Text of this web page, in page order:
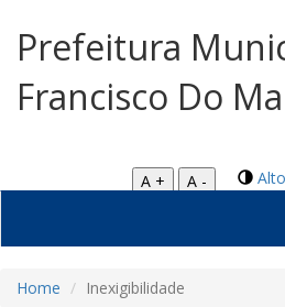
Prefeitura
Francisco Do
A +
A -
Home Inexigibilidade